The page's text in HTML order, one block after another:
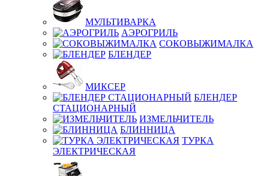
МУЛЬТИВАРКА
АЭРОГРИЛЬ
СОКОВЫЖИМАЛКА
БЛЕНДЕР
МИКСЕР
БЛЕНДЕР
СТАЦИОНАРНЫЙ
ИЗМЕЛЬЧИТЕЛЬ
БЛИННИЦА
ТУРКА
ЭЛЕКТРИЧЕСКАЯ